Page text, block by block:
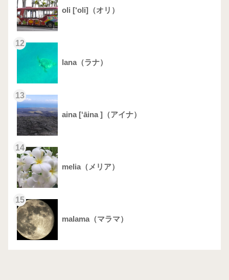
oli [‘oli]（オリ）
12
lana（ラナ）
13
aina [‘āina ]（アイナ）
14
melia（メリア）
15
malama（マラマ）